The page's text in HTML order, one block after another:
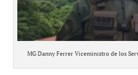
MG Danny Ferrer Viceministro de los